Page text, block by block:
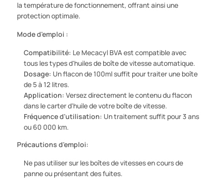
la température de fonctionnement, offrant ainsi une
protection optimale.
Mode d'emploi :
Compatibilité: Le Mecacyl BVA est compatible avec
tous les types d'huiles de boîte de vitesse automatique.
Dosage: Un flacon de 100ml suffit pour traiter une boîte
de 5 à 12 litres.
Application: Versez directement le contenu du flacon
dans le carter d'huile de votre boîte de vitesse.
Fréquence d'utilisation: Un traitement suffit pour 3 ans
ou 60 000 km.
Précautions d'emploi:
Ne pas utiliser sur les boîtes de vitesses en cours de
panne ou présentant des fuites.